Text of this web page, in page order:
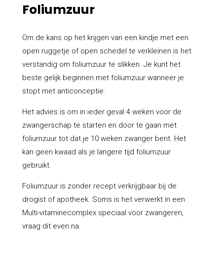
Foliumzuur
Om de kans op het krijgen van een kindje met een
open ruggetje of open schedel te verkleinen is het
verstandig om foliumzuur te slikken. Je kunt het
beste gelijk beginnen met foliumzuur wanneer je
stopt met anticonceptie.
Het advies is om in ieder geval 4 weken voor de
zwangerschap te starten en door te gaan met
foliumzuur tot dat je 10 weken zwanger bent. Het
kan geen kwaad als je langere tijd foliumzuur
gebruikt.
Foliumzuur is zonder recept verkrijgbaar bij de
drogist of apotheek. Soms is het verwerkt in een
Multi-vitaminecomplex speciaal voor zwangeren,
vraag dit even na.